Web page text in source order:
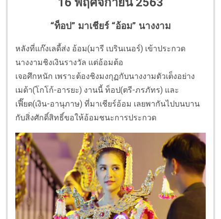
“ท็อป” มาเชียร์ “อ้อม” นางงาม
หลังที่แก๊งเลดี้ส่ง อ้อม(มารี เบรินเนอร์) เข้าประกวด
นางงามชิงเงินรางวัล แต่อ้อมต้อ
เจอศึกหนัก เพราะต้องชิงมงกุฏกับนางงามตัวเต็งอย่าง
เมด้า(โกโก้-อารยะ) งานนี้ ท็อป(ตรี-ภรภัทร) และ
เฟี๊ยต(เงิน-อานุภาษ) ที่มาเชียร์อ้อม เลยพากันไปบนบาน
กับสิ่งศักดิ์สิทธิ์ขอให้อ้อมชนะการประกวด